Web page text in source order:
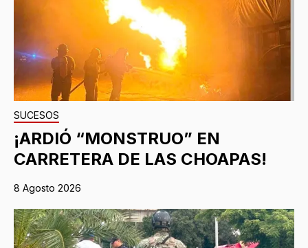
SUCESOS
¡ARDIÓ “MONSTRUO” EN
CARRETERA DE LAS CHOAPAS!
8 Agosto 2026